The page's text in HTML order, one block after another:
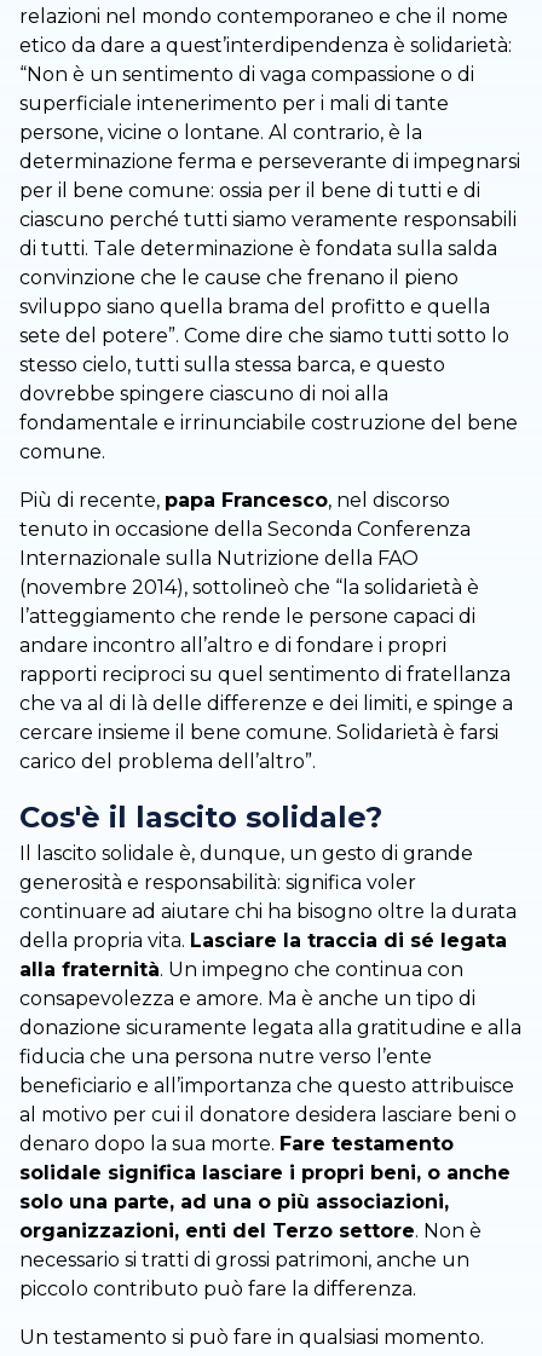
relazioni nel mondo contemporaneo e che il nome
etico da dare a quest’interdipendenza è solidarietà:
“Non è un sentimento di vaga compassione o di
superficiale intenerimento per i mali di tante
persone, vicine o lontane. Al contrario, è la
determinazione ferma e perseverante di impegnarsi
per il bene comune: ossia per il bene di tutti e di
ciascuno perché tutti siamo veramente responsabili
di tutti. Tale determinazione è fondata sulla salda
convinzione che le cause che frenano il pieno
sviluppo siano quella brama del profitto e quella
sete del potere”. Come dire che siamo tutti sotto lo
stesso cielo, tutti sulla stessa barca, e questo
dovrebbe spingere ciascuno di noi alla
fondamentale e irrinunciabile costruzione del bene
comune.
Più di recente, papa Francesco, nel discorso
tenuto in occasione della Seconda Conferenza
Internazionale sulla Nutrizione della FAO
(novembre 2014), sottolineò che “la solidarietà è
l’atteggiamento che rende le persone capaci di
andare incontro all’altro e di fondare i propri
rapporti reciproci su quel sentimento di fratellanza
che va al di là delle differenze e dei limiti, e spinge a
cercare insieme il bene comune. Solidarietà è farsi
carico del problema dell’altro”.
Cos'è il lascito solidale?
Il lascito solidale è, dunque, un gesto di grande
generosità e responsabilità: significa voler
continuare ad aiutare chi ha bisogno oltre la durata
della propria vita. Lasciare la traccia di sé legata
alla fraternità. Un impegno che continua con
consapevolezza e amore. Ma è anche un tipo di
donazione sicuramente legata alla gratitudine e alla
fiducia che una persona nutre verso l’ente
beneficiario e all’importanza che questo attribuisce
al motivo per cui il donatore desidera lasciare beni o
denaro dopo la sua morte. Fare testamento
solidale significa lasciare i propri beni, o anche
solo una parte, ad una o più associazioni,
organizzazioni, enti del Terzo settore. Non è
necessario si tratti di grossi patrimoni, anche un
piccolo contributo può fare la differenza.
Un testamento si può fare in qualsiasi momento.